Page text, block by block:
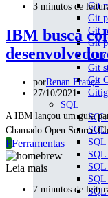
Git
Git
Git
Git
Git
Git
Git
SQL
SQL
SQL
SQL
SQL
3 minutos de
IBM busca
porRenan França
27/10/2021
A IBM lançou um guia
Chamado Open Source
FFerramentas
Leia mais
7 minutos de